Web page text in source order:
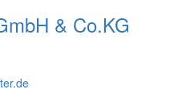
& Co.KG